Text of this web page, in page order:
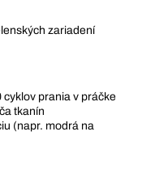
zariadení
prania v práčke
tkanín
(napr. modrá na